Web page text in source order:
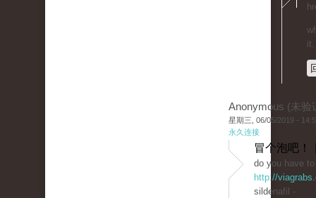
it.
Anonymous (未验
星期三, 06/05/2019 -
永久连接
冒个泡吧！
do you have
http://
sildenafil -